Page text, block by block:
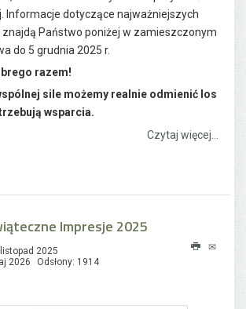
Informacje dotyczące najważniejszych
Państwo poniżej w zamieszczonym
do 5 grudnia 2025 r.
razem!
sile możemy realnie odmienić los
wsparcia.
Czytaj więcej...
Impresje 2025
2025
2026
Odsłony: 1914